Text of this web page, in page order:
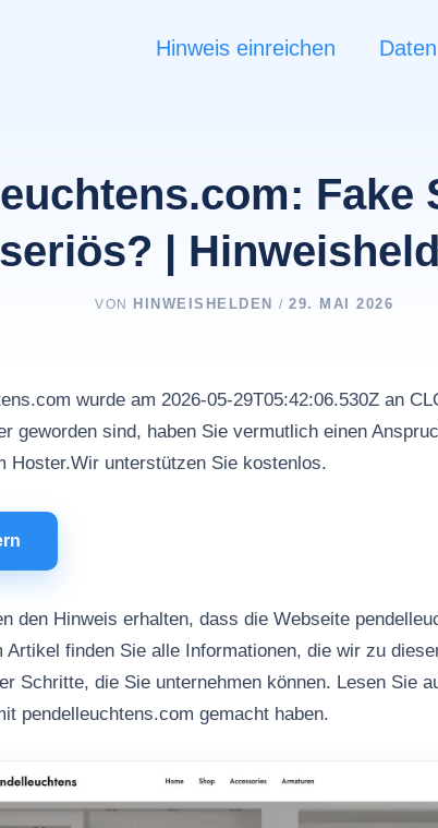
Hinweis einreichen
Fake
|
VON HINWEISHELDEN / 29. MAI 2026
wurde am 2026-05-29T05:42:06.530Z an
geworden sind, haben Sie vermutlich einen
Hoster.Wir unterstützen Sie kostenlos.
den Hinweis erhalten, dass die Webseite
finden Sie alle Informationen, die wir zu
Schritte, die Sie unternehmen können. Lesen Sie
pendelleuchtens.com gemacht haben.